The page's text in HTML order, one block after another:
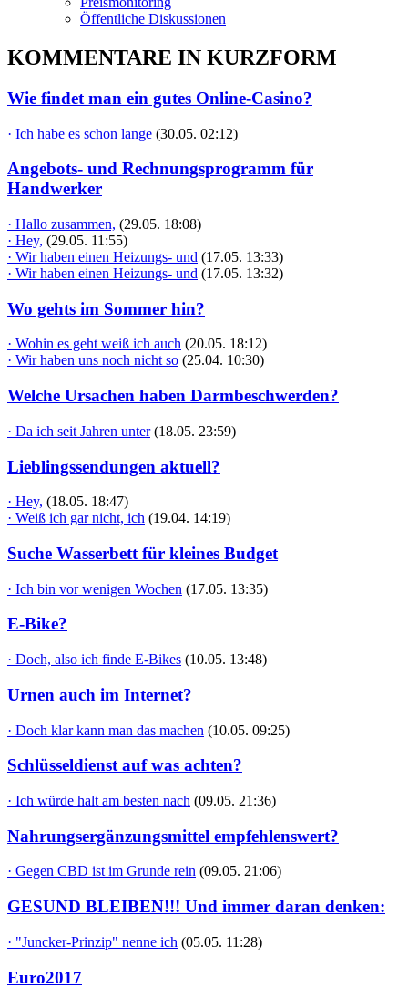
Öffentliche Diskussionen
KOMMENTARE IN KURZFORM
Wie findet man ein gutes Online-Casino?
· Ich habe es schon lange (30.05. 02:12)
Angebots- und Rechnungsprogramm für
Handwerker
· Hallo zusammen, (29.05. 18:08)
· Hey, (29.05. 11:55)
· Wir haben einen Heizungs- und (17.05. 13:33)
· Wir haben einen Heizungs- und (17.05. 13:32)
Wo gehts im Sommer hin?
· Wohin es geht weiß ich auch (20.05. 18:12)
· Wir haben uns noch nicht so (25.04. 10:30)
Welche Ursachen haben Darmbeschwerden?
· Da ich seit Jahren unter (18.05. 23:59)
Lieblingssendungen aktuell?
· Hey, (18.05. 18:47)
· Weiß ich gar nicht, ich (19.04. 14:19)
Suche Wasserbett für kleines Budget
· Ich bin vor wenigen Wochen (17.05. 13:35)
E-Bike?
· Doch, also ich finde E-Bikes (10.05. 13:48)
Urnen auch im Internet?
· Doch klar kann man das machen (10.05. 09:25)
Schlüsseldienst auf was achten?
· Ich würde halt am besten nach (09.05. 21:36)
Nahrungsergänzungsmittel empfehlenswert?
· Gegen CBD ist im Grunde rein (09.05. 21:06)
GESUND BLEIBEN!!! Und immer daran denken:
· "Juncker-Prinzip" nenne ich (05.05. 11:28)
Euro2017